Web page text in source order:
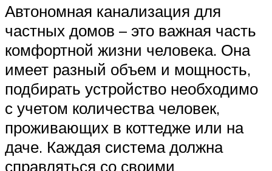
Автономная канализация для
частных домов – это важная часть
комфортной жизни человека. Она
имеет разный объем и мощность,
подбирать устройство необходимо
с учетом количества человек,
проживающих в коттедже или на
даче. Каждая система должна
справляться со своими